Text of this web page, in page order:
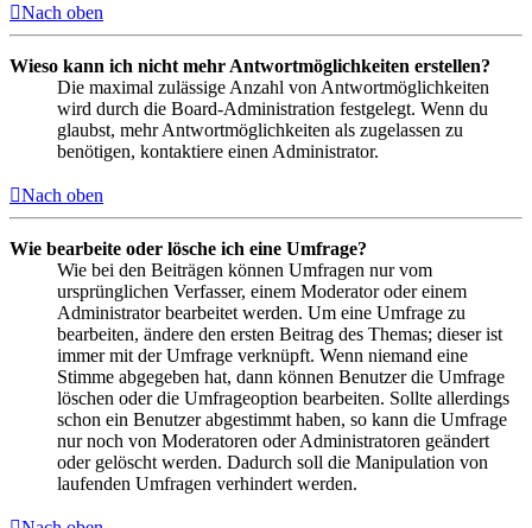
Nach oben
Wieso kann ich nicht mehr Antwortmöglichkeiten erstellen?
Die maximal zulässige Anzahl von Antwortmöglichkeiten
wird durch die Board-Administration festgelegt. Wenn du
glaubst, mehr Antwortmöglichkeiten als zugelassen zu
benötigen, kontaktiere einen Administrator.
Nach oben
Wie bearbeite oder lösche ich eine Umfrage?
Wie bei den Beiträgen können Umfragen nur vom
ursprünglichen Verfasser, einem Moderator oder einem
Administrator bearbeitet werden. Um eine Umfrage zu
bearbeiten, ändere den ersten Beitrag des Themas; dieser ist
immer mit der Umfrage verknüpft. Wenn niemand eine
Stimme abgegeben hat, dann können Benutzer die Umfrage
löschen oder die Umfrageoption bearbeiten. Sollte allerdings
schon ein Benutzer abgestimmt haben, so kann die Umfrage
nur noch von Moderatoren oder Administratoren geändert
oder gelöscht werden. Dadurch soll die Manipulation von
laufenden Umfragen verhindert werden.